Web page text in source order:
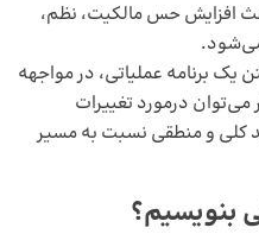
افزایش حس مالکیت، نظم،
می‌شود.
یک برنامه عملیاتی، در مواجهه
می‌توان درمورد تغییرات
کلی و منطقی نسبت به مسیر
بنویسیم؟